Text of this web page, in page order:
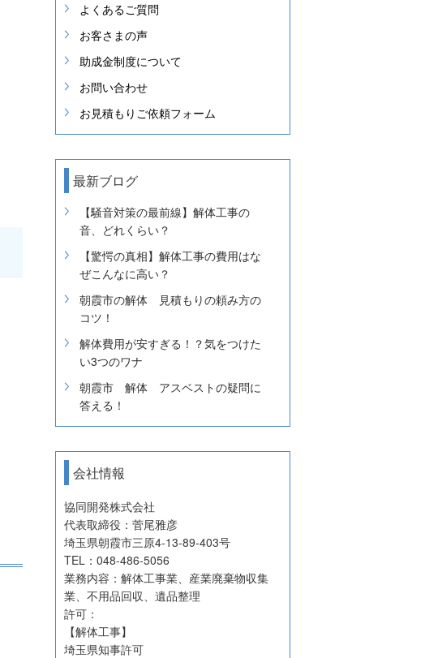
よくあるご質問
お客さまの声
助成金制度について
お問い合わせ
お見積もりご依頼フォーム
最新ブログ
【騒音対策の最前線】解体工事の
音、どれくらい？
【驚愕の真相】解体工事の費用はな
ぜこんなに高い？
朝霞市の解体 見積もりの頼み方の
コツ！
解体費用が安すぎる！？気をつけた
い3つのワナ
朝霞市 解体 アスベストの疑問に
答える！
会社情報
協同開発株式会社
代表取締役：菅尾雅彦
埼玉県朝霞市三原4-13-89-403号
TEL：048-486-5056
業務内容：解体工事業、産業廃棄物収集
業、不用品回収、遺品整理
許可：
【解体工事】
埼玉県知事許可